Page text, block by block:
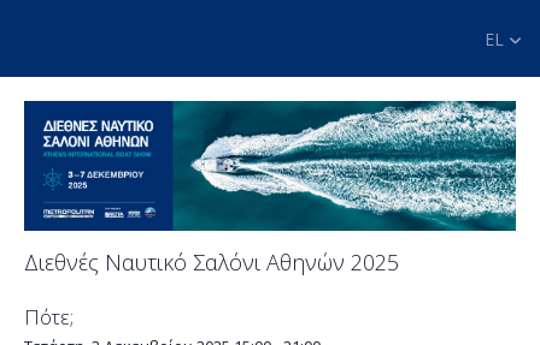
EL
Διεθνές Ναυτικό Σαλόνι Αθηνών 2025
Πότε;